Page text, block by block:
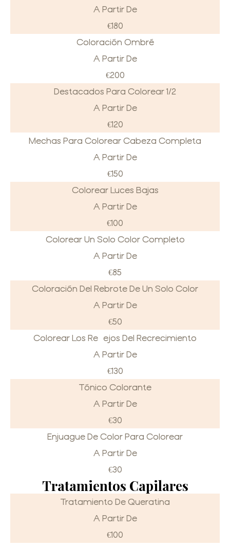
A Partir De
€180
Coloración Ombré
A Partir De
€200
Destacados Para Colorear 1/2
A Partir De
€120
Mechas Para Colorear Cabeza Completa
A Partir De
€150
Colorear Luces Bajas
A Partir De
€100
Colorear Un Solo Color Completo
A Partir De
€85
Coloración Del Rebrote De Un Solo Color
A Partir De
€50
Colorear Los Reflejos Del Recrecimiento
A Partir De
€130
Tónico Colorante
A Partir De
€30
Enjuague De Color Para Colorear
A Partir De
€30
Tratamientos Capilares
Tratamiento De Queratina
A Partir De
€100